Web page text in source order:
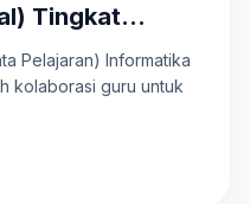
Tingkat
Pelajaran) Informatika
kolaborasi guru untuk